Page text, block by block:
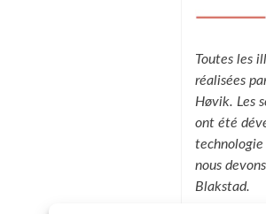
Toutes les
réalisées
Høvik. Les
ont été
nous
Blakstad.